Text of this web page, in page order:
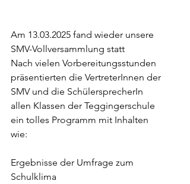
Am 13.03.2025 fand wieder unsere
SMV-Vollversammlung statt
Nach vielen Vorbereitungsstunden
präsentierten die VertreterInnen der
SMV und die SchülersprecherIn
allen Klassen der Teggingerschule
ein tolles Programm mit Inhalten
wie:
Ergebnisse der Umfrage zum
Schulklima